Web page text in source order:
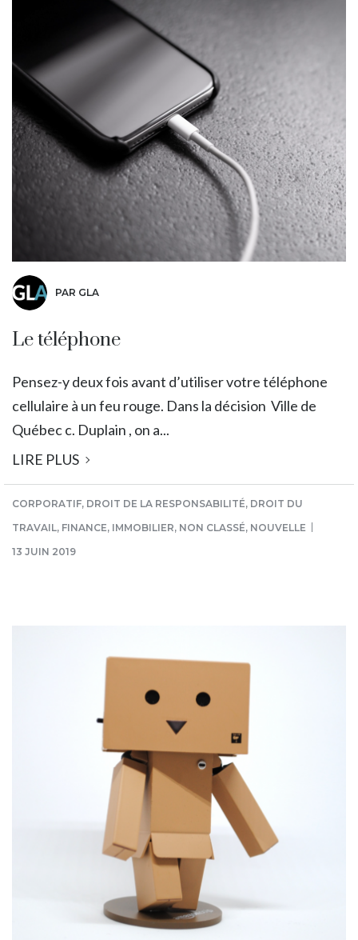
PAR GLA
Le téléphone
Pensez-y deux fois avant d’utiliser votre téléphone
cellulaire à un feu rouge. Dans la décision Ville de
Québec c. Duplain , on a...
LIRE PLUS
CORPORATIF, DROIT DE LA RESPONSABILITÉ, DROIT DU
TRAVAIL, FINANCE, IMMOBILIER, NON CLASSÉ, NOUVELLE
13 JUIN 2019